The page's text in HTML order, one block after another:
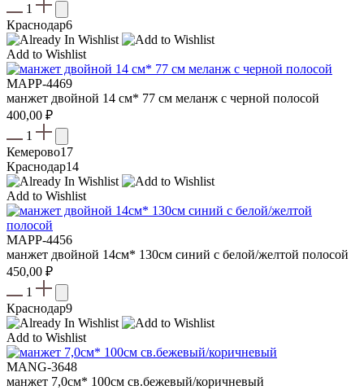
1
Краснодар6
Add to Wishlist
MAPP-4469
манжет двойной 14 см* 77 см меланж с черной полосой
400,00 ₽
1
Кемерово17
Краснодар14
Add to Wishlist
MAPP-4456
манжет двойной 14см* 130см синий с белой/желтой полосой
450,00 ₽
1
Краснодар9
Add to Wishlist
MANG-3648
манжет 7,0см* 100см св.бежевый/коричневый